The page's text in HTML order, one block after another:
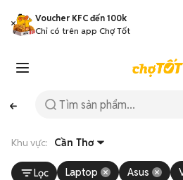
Voucher KFC đến 100k
Chỉ có trên app Chợ Tốt
Khu vực: Cần Thơ
Lọc Laptop Asus